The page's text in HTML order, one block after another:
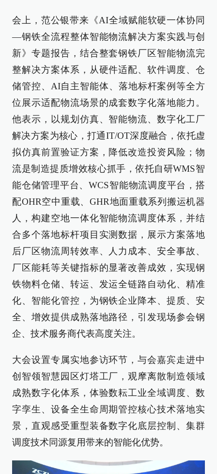
会上，范公银带来《AI全域赋能软硬一体协同
—钢铁全流程整体智能物流解决方案实践与创
新》专题报告，结合整套钢铁厂区智能物流完
整解决方案体系，从硬件适配、软件调度、仓
储管控、AI自主智能体、落地标杆案例等全方
位展示适配物流场景的成套数字化落地能力。
他表示，以规划仿真、智能物流、数字化工厂
解决方案为核心，打通IT/OT深度融合，依托虚
拟仿真前置验证方案，降低改造投资风险；物
流是制造提质增效核心抓手，依托自研WMS智
能仓储管理平台、WCS智能物流调度平台，搭
配OHR空中重载、GHR地面重载系列搬运机器
人，构建空地一体化智能物流调度体系，并结
合多个落地标杆项目实测数据，展示方案落地
后厂区物流周转效率、人力成本、安全事故、
厂区能耗等关键指标的显著改善成效，实现钢
铁物料仓储、转运、发运全链路自动化、精准
化、智能化管控，为钢铁企业降本、提质、安
全、增效提供成熟落地路径，引发现场参会钢
企、技术服务商代表高度关注。
大会设置专属实地参访环节，与会嘉宾走进中
创智领智慧园区灯塔工厂，观摩离散制造领域
成熟数字化体系，体验数耘工业全域调度、数
字孪生、设备全生命周期管控核心技术落地实
景，直观感受重型装备数字化底层控制、集群
调度技术同源复用带来的智能化优势。